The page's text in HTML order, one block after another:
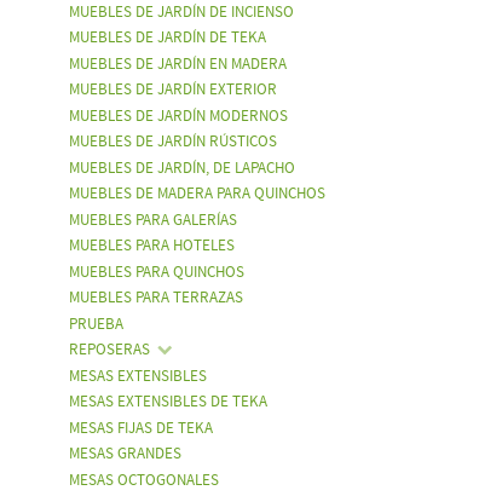
MUEBLES DE JARDÍN DE INCIENSO
MUEBLES DE JARDÍN DE TEKA
MUEBLES DE JARDÍN EN MADERA
MUEBLES DE JARDÍN EXTERIOR
MUEBLES DE JARDÍN MODERNOS
MUEBLES DE JARDÍN RÚSTICOS
MUEBLES DE JARDÍN, DE LAPACHO
MUEBLES DE MADERA PARA QUINCHOS
MUEBLES PARA GALERÍAS
MUEBLES PARA HOTELES
MUEBLES PARA QUINCHOS
MUEBLES PARA TERRAZAS
PRUEBA
REPOSERAS
MESAS EXTENSIBLES
MESAS EXTENSIBLES DE TEKA
MESAS FIJAS DE TEKA
MESAS GRANDES
MESAS OCTOGONALES